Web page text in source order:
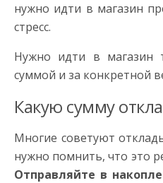
нужно идти в магазин
стресс.
Нужно идти в магазин
суммой и за конкретной
Какую сумму
Многие советуют
нужно помнить, что это
Отправляйте в